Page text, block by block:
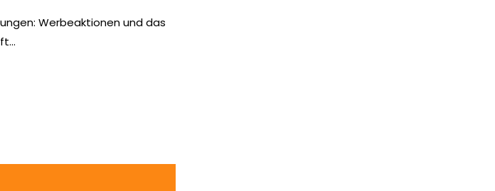
Werbeaktionen und das